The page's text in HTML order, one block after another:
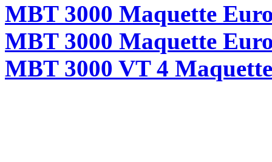
MBT 3000 Maquette
MBT 3000 Maquette
MBT 3000 VT 4